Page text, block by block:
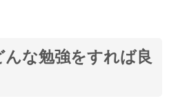
な勉強をすれば良